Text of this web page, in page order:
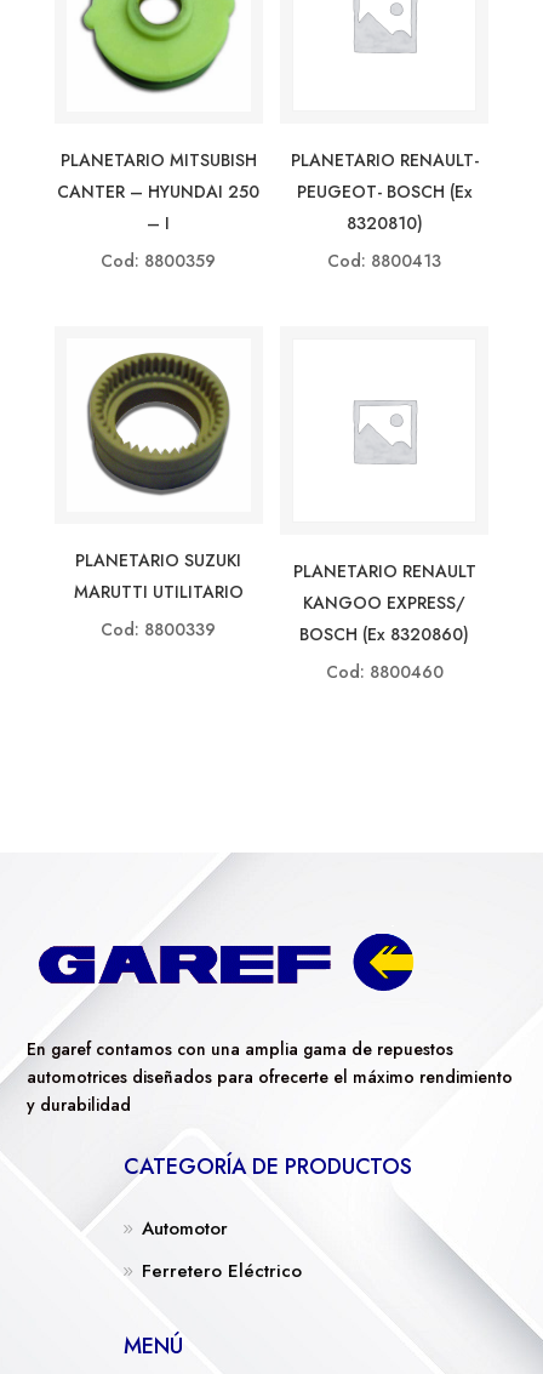
PLANETARIO MITSUBISH
CANTER – HYUNDAI 250
– I
Cod: 8800359
PLANETARIO RENAULT-
PEUGEOT- BOSCH (ex
8320810)
Cod: 8800413
PLANETARIO SUZUKI
MARUTTI UTILITARIO
Cod: 8800339
PLANETARIO RENAULT
KANGOO EXPRESS/
BOSCH (ex 8320860)
Cod: 8800460
En garef contamos con una amplia gama de repuestos
automotrices diseñados para ofrecerte el máximo rendimiento
y durabilidad
CATEGORÍA DE PRODUCTOS
Automotor
Ferretero Eléctrico
MENÚ